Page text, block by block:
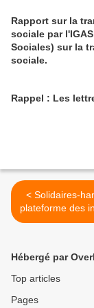
Rapport sur la
sociale par
Sociales) sur la
sociale.
Rappel : Les
< Solidaires-handicaps la
plateforme des
faveur du
Hébergé par
Top articles
Pages